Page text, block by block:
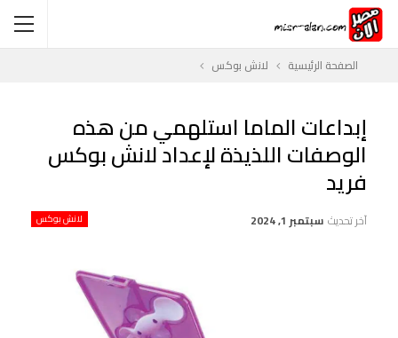
الصفحة الرئيسية لانش بوكس
إبداعات الماما استلهمي من هذه
الوصفات اللذيذة لإعداد لانش بوكس
فريد
لانش بوكس آخر تحديث سبتمبر 1, 2024